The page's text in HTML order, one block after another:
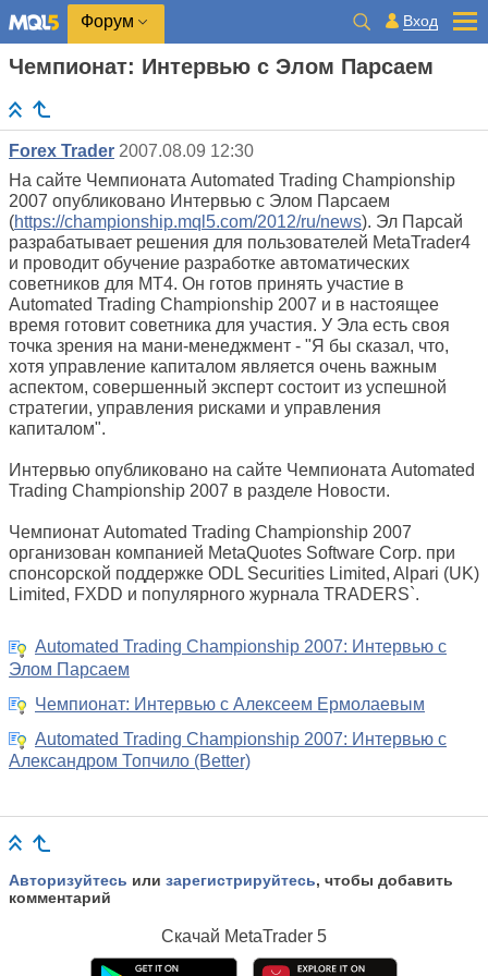
Форум Вход
Чемпионат: Интервью с Элом Парсаем
Forex Trader 2007.08.09 12:30
На сайте Чемпионата Automated Trading Championship
2007 опубликовано Интервью с Элом Парсаем
(https://championship.mql5.com/2012/ru/news). Эл Парсай
разрабатывает решения для пользователей MetaTrader4
и проводит обучение разработке автоматических
советников для MT4. Он готов принять участие в
Automated Trading Championship 2007 и в настоящее
время готовит советника для участия. У Эла есть своя
точка зрения на мани-менеджмент - "Я бы сказал, что,
хотя управление капиталом является очень важным
аспектом, совершенный эксперт состоит из успешной
стратегии, управления рисками и управления
капиталом".
Интервью опубликовано на сайте Чемпионата Automated
Trading Championship 2007 в разделе Новости.
Чемпионат Automated Trading Championship 2007
организован компанией MetaQuotes Software Corp. при
спонсорской поддержке ODL Securities Limited, Alpari (UK)
Limited, FXDD и популярного журнала TRADERS`.
Automated Trading Championship 2007: Интервью с
Элом Парсаем
Чемпионат: Интервью с Алексеем Ермолаевым
Automated Trading Championship 2007: Интервью с
Александром Топчило (Better)
Авторизуйтесь или зарегистрируйтесь, чтобы добавить
комментарий
Скачай MetaTrader 5